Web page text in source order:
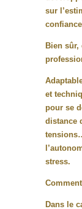
sur
Bien sûr,
et
pour se
distance
stress.
Dans le